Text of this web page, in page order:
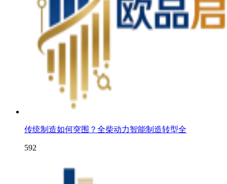
传统制造如何突围？全柴动力智能制造转型全
592